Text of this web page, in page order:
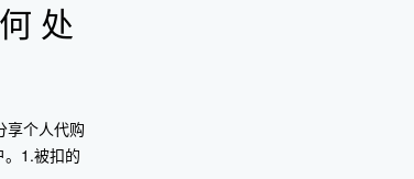
处
享个人代购
1.被扣的